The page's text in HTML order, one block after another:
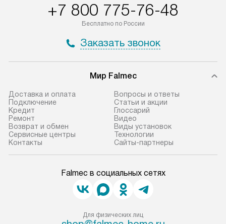
+7 800 775-76-48
Бесплатно по России
Заказать звонок
Мир Falmec
Доставка и оплата
Подключение
Кредит
Ремонт
Возврат и обмен
Сервисные центры
Контакты
Вопросы и ответы
Статьи и акции
Глоссарий
Видео
Виды установок
Технологии
Сайты-партнеры
Falmec в социальных сетях
Для физических лиц